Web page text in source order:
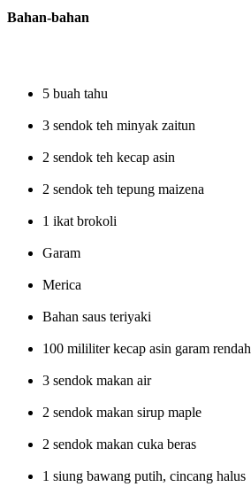
Bahan-bahan
5 buah tahu
3 sendok teh minyak zaitun
2 sendok teh kecap asin
2 sendok teh tepung maizena
1 ikat brokoli
Garam
Merica
Bahan saus teriyaki
100 mililiter kecap asin garam rendah
3 sendok makan air
2 sendok makan sirup maple
2 sendok makan cuka beras
1 siung bawang putih, cincang halus